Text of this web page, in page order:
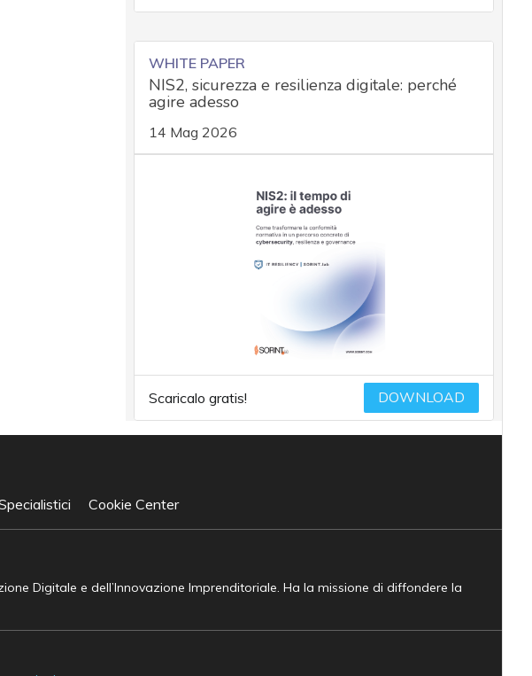
WHITE PAPER
NIS2, sicurezza e resilienza digitale: perché
agire adesso
14 Mag 2026
Scaricalo gratis! DOWNLOAD
Cookie Center
Digitale e dell’Innovazione Imprenditoriale. Ha la missione di diffondere la